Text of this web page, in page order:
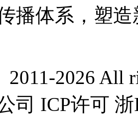
播体系，塑
2011-2026 All
司 ICP许可